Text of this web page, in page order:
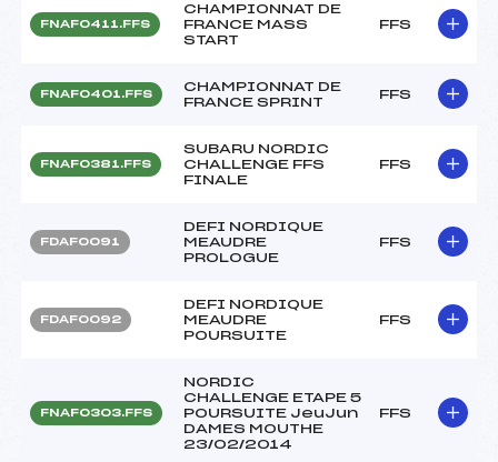
FNAF0411.FFS
CHAMPIONNAT DE
FRANCE MASS
START
FFS
FNAF0401.FFS
CHAMPIONNAT DE
FRANCE SPRINT
FFS
FNAF0381.FFS
SUBARU NORDIC
CHALLENGE FFS
FINALE
FFS
FDAF0091
DEFI NORDIQUE
MEAUDRE
PROLOGUE
FFS
FDAF0092
DEFI NORDIQUE
MEAUDRE
POURSUITE
FFS
FNAF0303.FFS
NORDIC
CHALLENGE ETAPE 5
POURSUITE JeuJun
DAMES MOUTHE
23/02/2014
FFS